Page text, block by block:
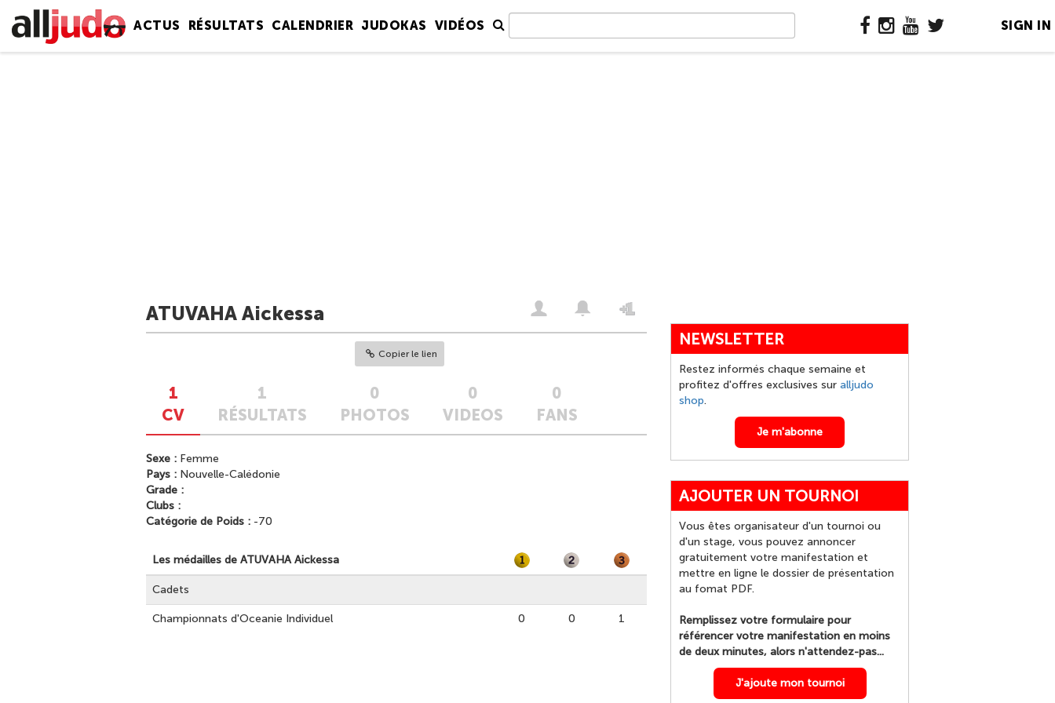
ACTUS RÉSULTATS CALENDRIER JUDOKAS VIDÉOS SIGN IN
ATUVAHA Aickessa
Copier le lien
1
CV
1
RÉSULTATS
0
PHOTOS
0
VIDEOS
0
FANS
Sexe : Femme
Pays : Nouvelle-Calédonie
Grade :
Clubs :
Catégorie de Poids : -70
Les médailles de ATUVAHA Aickessa
Cadets
Championnats d'Oceanie Individuel 0 0 1
NEWSLETTER
Restez informés chaque semaine et
profitez d'offres exclusives sur alljudo
shop.
Je m'abonne
AJOUTER UN TOURNOI
Vous êtes organisateur d'un tournoi ou
d'un stage, vous pouvez annoncer
gratuitement votre manifestation et
mettre en ligne le dossier de présentation
au fomat PDF.
Remplissez votre formulaire pour
référencer votre manifestation en moins
de deux minutes, alors n'attendez-pas...
J'ajoute mon tournoi